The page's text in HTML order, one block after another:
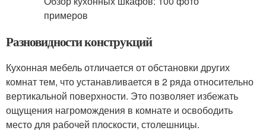
Разновидности конструкций
Кухонная мебель отличается от обстановки других
комнат тем, что устанавливается в 2 ряда относительно
вертикальной поверхности. Это позволяет избежать
ощущения нагромождения в комнате и освободить
место для рабочей плоскости, столешницы.